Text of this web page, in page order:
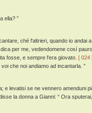
ella? ”
ché l'altrieri, quando io
per me, vedendomene cosí
fosse, e sempre l'era giovato. [ 024
che noi andiamo ad incantarla. ”
e levatisi se ne vennero amenduni
la donna a Gianni: “ Ora